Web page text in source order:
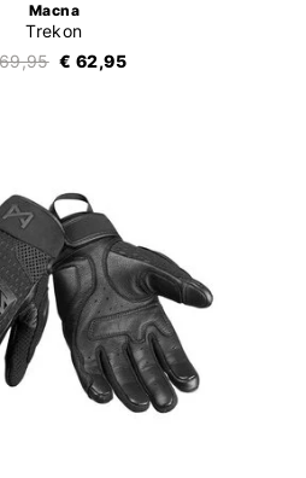
Macna
Trekon
€ 62,95